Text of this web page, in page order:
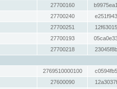
27700160
27700240
27700251
27700193
27700218
2769510000100
27600090